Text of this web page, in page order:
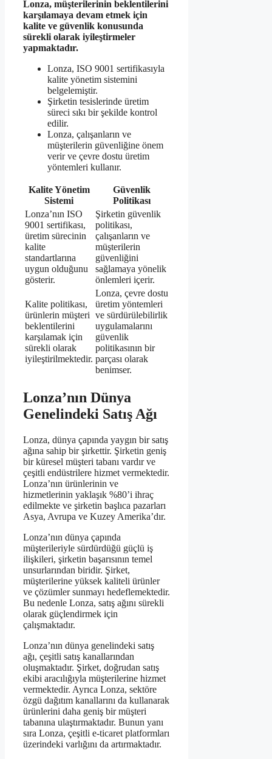
Lonza, müşterilerinin beklentilerini
karşılamaya devam etmek için
kalite ve güvenlik konusunda
sürekli olarak iyileştirmeler
yapmaktadır.
Lonza, ISO 9001 sertifikasıyla
kalite yönetim sistemini
belgelemiştir.
Şirketin tesislerinde üretim
süreci sıkı bir şekilde kontrol
edilir.
Lonza, çalışanların ve
müşterilerin güvenliğine önem
verir ve çevre dostu üretim
yöntemleri kullanır.
Kalite Yönetim
Sistemi
Güvenlik
Politikası
Lonza’nın ISO
9001 sertifikası,
üretim sürecinin
kalite
standartlarına
uygun olduğunu
gösterir.
Şirketin güvenlik
politikası,
çalışanların ve
müşterilerin
güvenliğini
sağlamaya yönelik
önlemleri içerir.
Kalite politikası,
ürünlerin müşteri
beklentilerini
karşılamak için
sürekli olarak
iyileştirilmektedir.
Lonza, çevre dostu
üretim yöntemleri
ve sürdürülebilirlik
uygulamalarını
güvenlik
politikasının bir
parçası olarak
benimser.
Lonza’nın Dünya
Genelindeki Satış Ağı
Lonza, dünya çapında yaygın bir satış
ağına sahip bir şirkettir. Şirketin geniş
bir küresel müşteri tabanı vardır ve
çeşitli endüstrilere hizmet vermektedir.
Lonza’nın ürünlerinin ve
hizmetlerinin yaklaşık %80’i ihraç
edilmekte ve şirketin başlıca pazarları
Asya, Avrupa ve Kuzey Amerika’dır.
Lonza’nın dünya çapında
müşterileriyle sürdürdüğü güçlü iş
ilişkileri, şirketin başarısının temel
unsurlarından biridir. Şirket,
müşterilerine yüksek kaliteli ürünler
ve çözümler sunmayı hedeflemektedir.
Bu nedenle Lonza, satış ağını sürekli
olarak güçlendirmek için
çalışmaktadır.
Lonza’nın dünya genelindeki satış
ağı, çeşitli satış kanallarından
oluşmaktadır. Şirket, doğrudan satış
ekibi aracılığıyla müşterilerine hizmet
vermektedir. Ayrıca Lonza, sektöre
özgü dağıtım kanallarını da kullanarak
ürünlerini daha geniş bir müşteri
tabanına ulaştırmaktadır. Bunun yanı
sıra Lonza, çeşitli e-ticaret platformları
üzerindeki varlığını da artırmaktadır.